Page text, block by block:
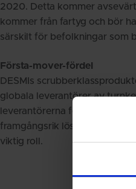
2020. Detta kommer
kommer från fartyg och bör
särskilt för befolkningar som
Första-mover-fördel
DESMIs
globala leverantörer av
leverantörerna för
framgångsrik lösning. I
viktig roll.